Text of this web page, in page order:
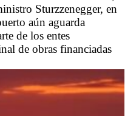
Sturzzenegger, en
aún aguarda
de los entes
de obras financiadas